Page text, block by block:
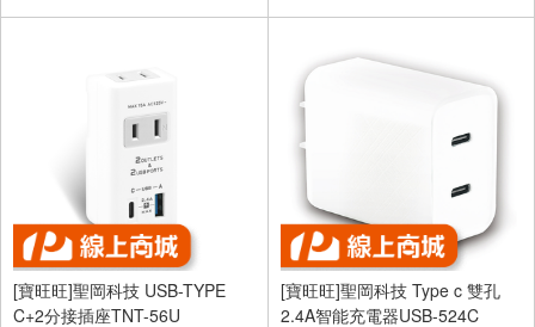
[寶旺旺]聖岡科技 USB-TYPE
C+2分接插座TNT-56U
[寶旺旺]聖岡科技 Type c 雙孔
2.4A智能充電器USB-524C